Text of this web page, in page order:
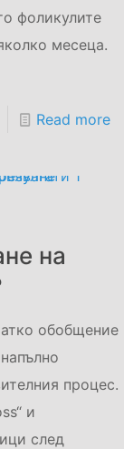
фоликулите
месеца.
Read more
на
обобщение
процес.
и
след